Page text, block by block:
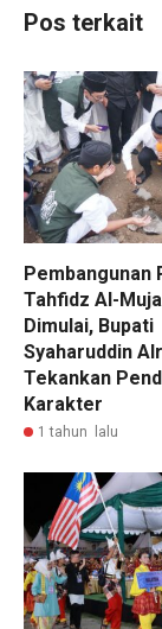
Pos terkait
Pembangunan
Tahfidz Al-
Dimulai, Bupati
Syaharuddin
Tekankan
Karakter
1 tahun lalu